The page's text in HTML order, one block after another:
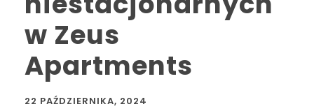
w Zeus
Apartments
22 PAŹDZIERNIKA, 2024